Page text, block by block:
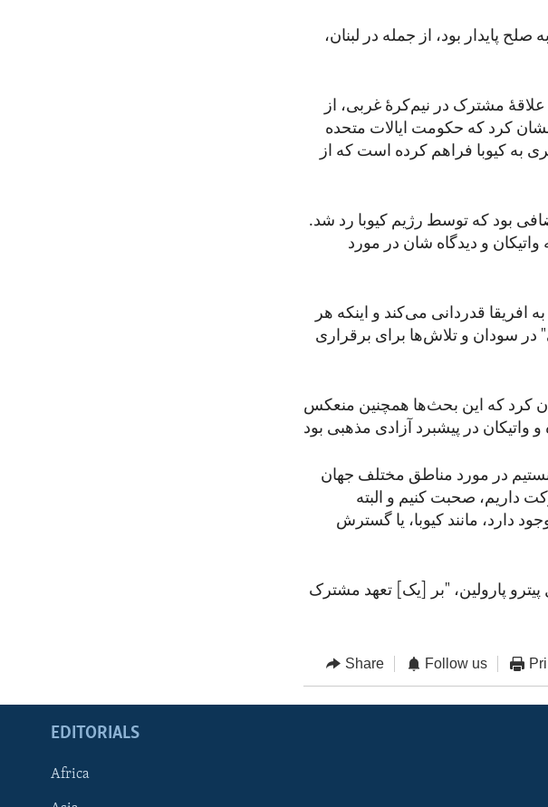
پایدار بود، از جمله در لبنان،
مشترک در نیم‌کرۀ غربی، از
کرد که حکومت ایالات متحده
به کیوبا فراهم کرده است که از
بود که توسط رژیم کیوبا رد شد.
و دیدگاه شان در مورد
افریقا قدردانی می‌کند و اینکه هر
در سودان و تلاش‌ها برای برقراری
کرد که این بحث‌ها همچنین منعکس
در مورد مناطق مختلف جهان
داریم، صحبت کنیم و البته
دارد، مانند کیوبا، یا گسترش
پیترو پارولین، "بر [یک] تعهد مشترک
Share Follow us
EDITORIALS
Africa